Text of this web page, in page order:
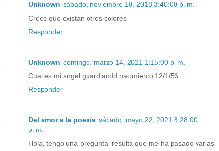
Unknown sábado, noviembre 10, 2018 3:40:00 p. m.
Crees que existan otros colores
Responder
Unknown domingo, marzo 14, 2021 1:15:00 p. m.
Cual es mi angel guardiandd nacimiento 12/1/56
Responder
Del amor a la poesía sábado, mayo 22, 2021 8:28:00
p. m.
Hola, tengo una pregunta, resulta que me ha pasado varias